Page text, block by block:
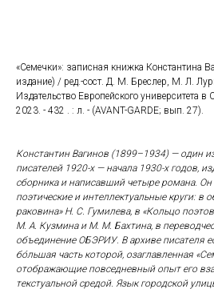
«Семечки»: записная книжка Константина
издание) / ред.-сост. Д. М. Бреслер, М. Л.
Издательство Европейского университета в
2023. - 432 . : л. - (AVANT-GARDE; вып. 27).
Константин Вагинов (1899–1934) — один
писателей 1920-х — начала 1930-х годов,
сборника и написавший четыре романа.
поэтические и интеллектуальные круги: в
раковина» Н. С. Гумилева, в «Кольцо
М. А. Кузмина и М. М. Бахтина, в
объединение ОБЭРИУ. В архиве писателя
бо́льшая часть которой, озаглавленная
отображающие повседневный опыт его
текстуальной средой. Язык городской